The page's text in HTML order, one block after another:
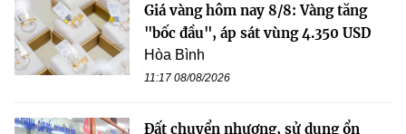
Giá vàng hôm nay 8/8: Vàng tăng
"bốc đầu", áp sát vùng 4.350 USD
Hòa Bình
11:17 08/08/2026
Đất chuyển nhượng, sử dụng ổn